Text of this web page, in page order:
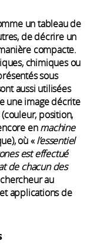
un tableau de
de décrire un
compacte.
chimiques ou
sous
aussi utilisées
une image décrite
position,
enmachine
où «l’essentiel
est effectué
de chacun des
au
applications de